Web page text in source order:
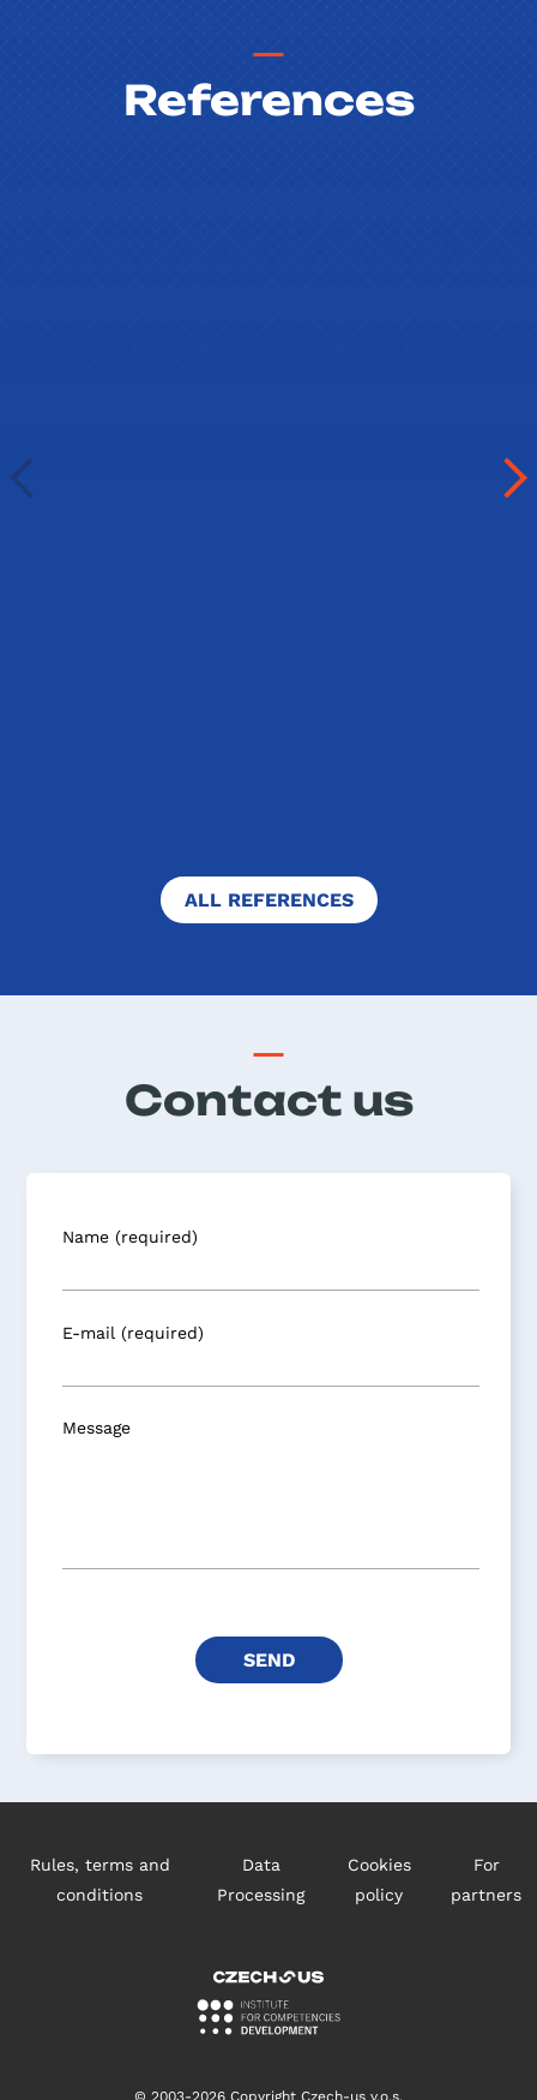
References
ALL REFERENCES
Contact us
Name (required)
E-mail (required)
Message
Rules, terms and
conditions
Data
Processing
Cookies
policy
For
partners
© 2003-2026 Copyright Czech-us v.o.s.